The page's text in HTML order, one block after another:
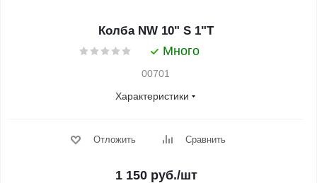
Колба NW 10" S 1"T
Много
00701
Характеристики
Отложить Сравнить
1 150руб./шт